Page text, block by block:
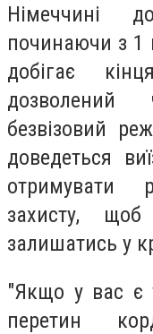
Німеччині
починаючи з 1
добігає
безвізовий
доведеться
отримувати
захисту,
залишатись у
"Якщо у вас є
перетин